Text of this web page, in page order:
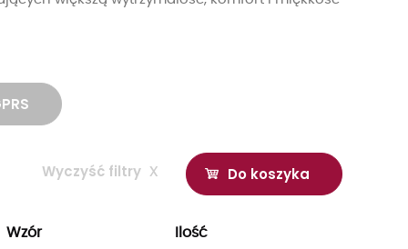
Do koszyka
Wyczyść filtry x
Wzór Ilość